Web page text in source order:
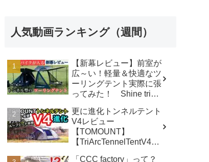
人気動画ランキング（週間）
【新幕レビュー】前室が
広～い！軽量＆快適なツ
ーリングテント実際に張
ってみた！ Shine trip
な気分
更に進化トンネルテント
V4レビュー
【TOMOUNT】
【TriArcTennelTentV4】
「CCC factory」って？